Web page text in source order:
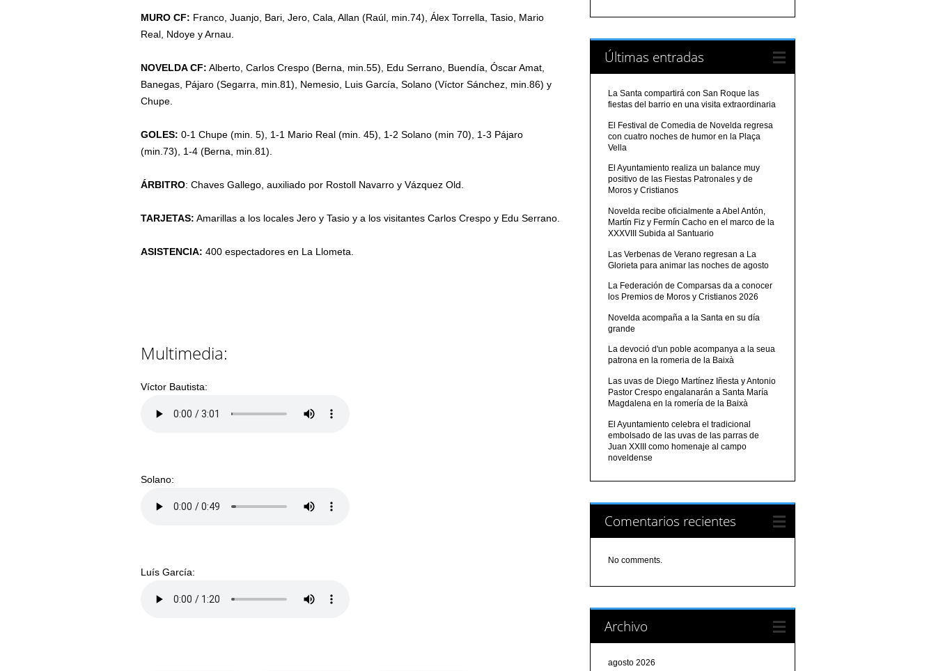
MURO CF: Franco, Juanjo, Bari, Jero, Cala, Allan (Raúl, min.74), Álex Torrella, Tasio, Mario
Real, Ndoye y Arnau.
NOVELDA CF: Alberto, Carlos Crespo (Berna, min.55), Edu Serrano, Buendía, Óscar Amat,
Banegas, Pájaro (Segarra, min.81), Nemesio, Luis García, Solano (Víctor Sánchez, min.86) y
Chupe.
GOLES: 0-1 Chupe (min. 5), 1-1 Mario Real (min. 45), 1-2 Solano (min 70), 1-3 Pájaro
(min.73), 1-4 (Berna, min.81).
ÁRBITRO: Chaves Gallego, auxiliado por Rostoll Navarro y Vázquez Old.
TARJETAS: Amarillas a los locales Jero y Tasio y a los visitantes Carlos Crespo y Edu Serrano.
ASISTENCIA: 400 espectadores en La Llometa.
Multimedia:
Víctor Bautista:
Solano:
Luís García:
Últimas entradas
La Santa compartirá con San Roque las
fiestas del barrio en una visita extraordinaria
El Festival de Comedia de Novelda regresa
con cuatro noches de humor en la Plaça
Vella
El Ayuntamiento realiza un balance muy
positivo de las Fiestas Patronales y de
Moros y Cristianos
Novelda recibe oficialmente a Abel Antón,
Martín Fiz y Fermín Cacho en el marco de la
XXXVIII Subida al Santuario
Las Verbenas de Verano regresan a La
Glorieta para animar las noches de agosto
La Federación de Comparsas da a conocer
los Premios de Moros y Cristianos 2026
Novelda acompaña a la Santa en su día
grande
La devoció d'un poble acompanya a la seua
patrona en la romeria de la Baixà
Las uvas de Diego Martínez Iñesta y Antonio
Pastor Crespo engalanarán a Santa María
Magdalena en la romería de la Baixà
El Ayuntamiento celebra el tradicional
embolsado de las uvas de las parras de
Juan XXIII como homenaje al campo
noveldense
Comentarios recientes
No comments.
Archivo
agosto 2026